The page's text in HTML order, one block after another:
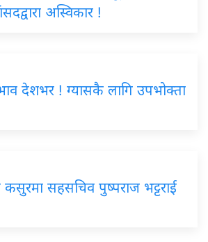
अस्विकार !
देशभर ! ग्यासकै लागि उपभोक्ता
कसुरमा सहसचिव पुष्पराज भट्टराई